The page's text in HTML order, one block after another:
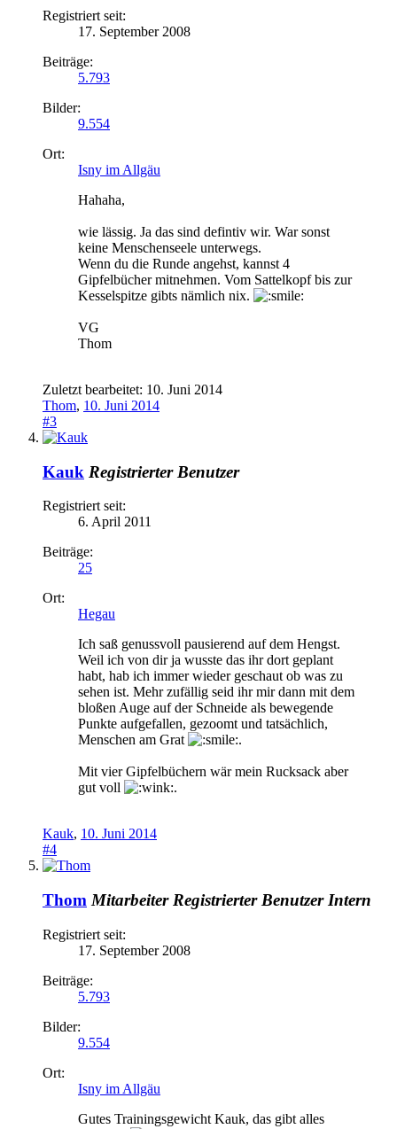
Registriert seit:
17. September 2008
Beiträge:
5.793
Bilder:
9.554
Ort:
Isny im Allgäu
Hahaha,
wie lässig. Ja das sind defintiv wir. War sonst
keine Menschenseele unterwegs.
Wenn du die Runde angehst, kannst 4
Gipfelbücher mitnehmen. Vom Sattelkopf bis zur
Kesselspitze gibts nämlich nix.
VG
Thom
Zuletzt bearbeitet: 10. Juni 2014
Thom, 10. Juni 2014
#3
Kauk Registrierter Benutzer
Registriert seit:
6. April 2011
Beiträge:
25
Ort:
Hegau
Ich saß genussvoll pausierend auf dem Hengst.
Weil ich von dir ja wusste das ihr dort geplant
habt, hab ich immer wieder geschaut ob was zu
sehen ist. Mehr zufällig seid ihr mir dann mit dem
bloßen Auge auf der Schneide als bewegende
Punkte aufgefallen, gezoomt und tatsächlich,
Menschen am Grat
.
Mit vier Gipfelbüchern wär mein Rucksack aber
gut voll
.
Kauk, 10. Juni 2014
#4
Thom Mitarbeiter Registrierter Benutzer Intern
Registriert seit:
17. September 2008
Beiträge:
5.793
Bilder:
9.554
Ort:
Isny im Allgäu
Gutes Trainingsgewicht Kauk, das gibt alles